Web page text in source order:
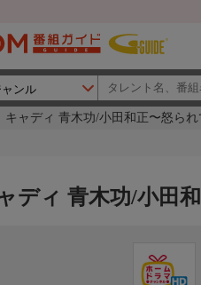
キャディ 青木功/小田和正〜怒ら
ディ 青木功/小田